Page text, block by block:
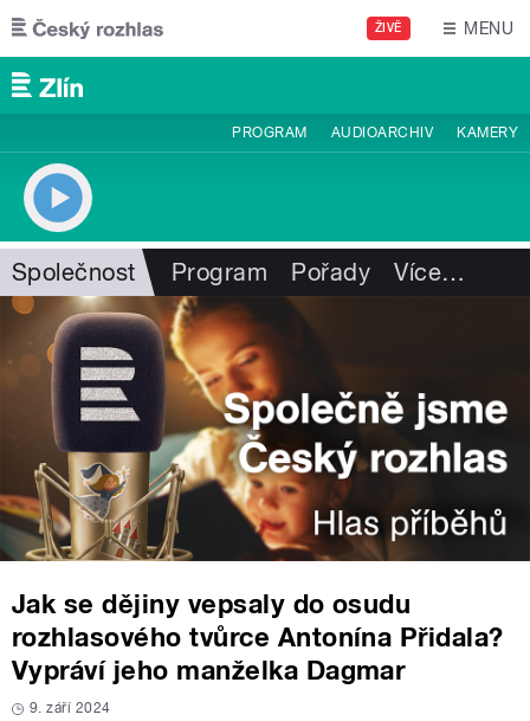
Přejít k hlavnímu obsahu
ŽIVĚ MENU
PROGRAM AUDIOARCHIV KAMERY
Společnost Program Pořady Více…
Jak se dějiny vepsaly do osudu
rozhlasového tvůrce Antonína Přidala?
Vypráví jeho manželka Dagmar
9. září 2024